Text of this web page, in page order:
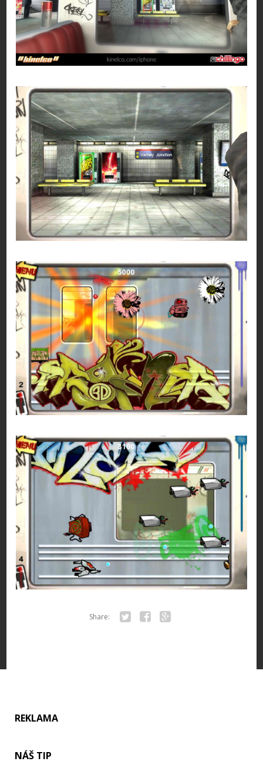
Share:
REKLAMA
NÁŠ TIP